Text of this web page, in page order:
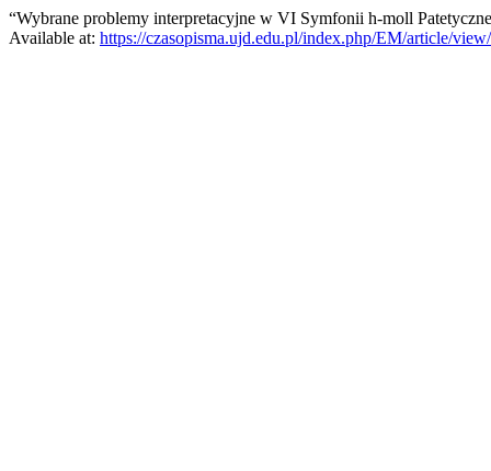
“Wybrane problemy interpretacyjne w VI Symfonii h-moll
Available at: https://czasopisma.ujd.edu.pl/index.php/EM/article/